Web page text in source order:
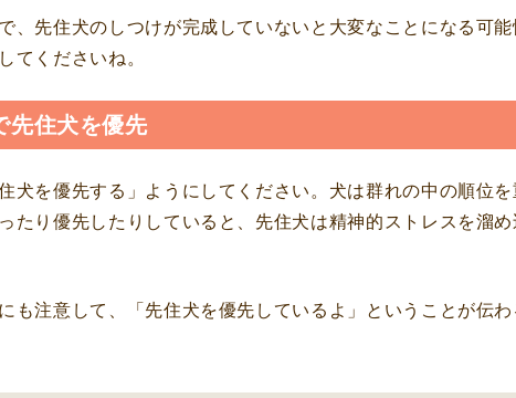
、先住犬のしつけが完成していないと大変なことになる可
してくださいね。
先住犬を優先
犬を優先する」ようにしてください。犬は群れの中の順位
たり優先したりしていると、先住犬は精神的ストレスを溜め
も注意して、「先住犬を優先しているよ」ということが伝